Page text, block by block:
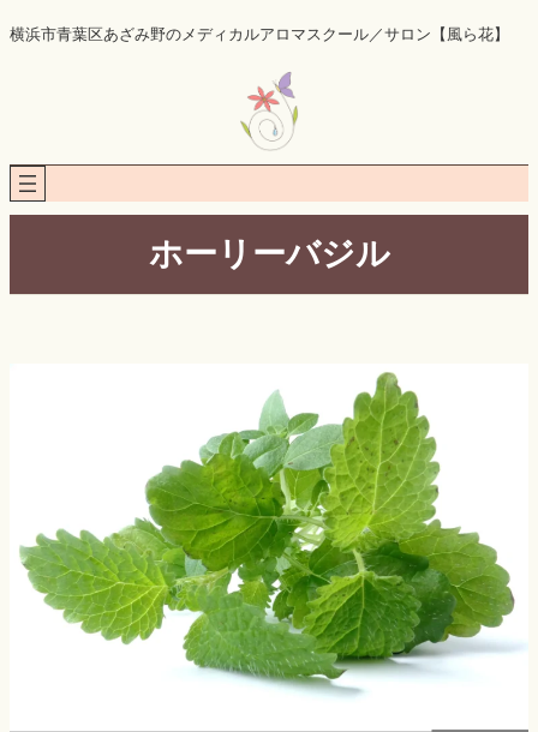
容
プ
横浜市青葉区あざみ野のメディカルアロマスクール／サロン【風ら花】
ホーリーバジル